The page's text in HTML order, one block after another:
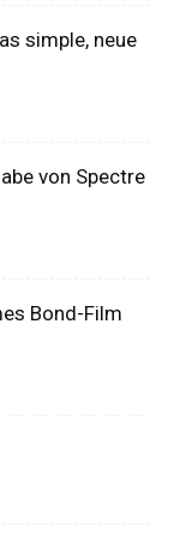
simple, neue
von Spectre
Bond-Film